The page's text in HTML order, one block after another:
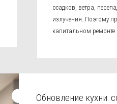
осадков, ветра,
излучения. Поэтому
капитальном ремонте
Обновление кухни: